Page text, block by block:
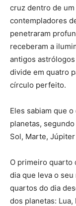
cruz dentro de
contempladores
penetraram
receberam a
antigos
divide em quatro
círculo perfeito.
Eles sabiam que
planetas,
Sol, Marte,
O primeiro quarto
dia que leva o
quartos do dia
dos planetas: